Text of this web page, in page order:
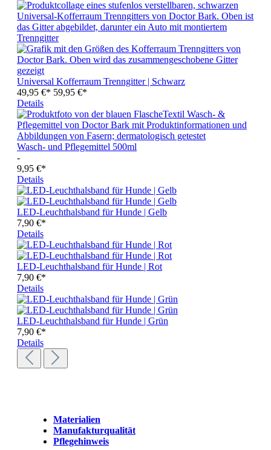
Universal Kofferraum Trenngitter | Schwarz
49,95 €* 59,95 €*
Details
Wasch- und Pflegemittel 500ml
-
9,95 €*
Details
LED-Leuchthalsband für Hunde | Gelb
7,90 €*
Details
LED-Leuchthalsband für Hunde | Rot
7,90 €*
Details
LED-Leuchthalsband für Hunde | Grün
7,90 €*
Details
Materialien
Manufakturqualität
Pflegehinweis